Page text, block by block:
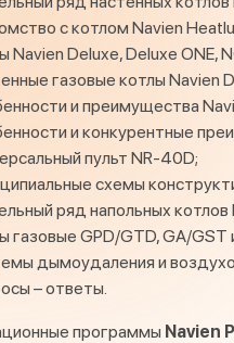
с котлом Navien
Navien Deluxe, Deluxe ONE,
газовые котлы Navien
и преимущества
и конкурентные
пульт NR-40D;
схемы
ряд напольных котлов
газовые GPD/GTD, GA/GST
дымоудаления и
– ответы.
программы Navien